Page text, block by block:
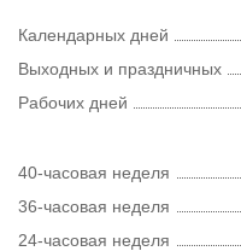
Календарных дней
Выходных и праздничных
Рабочих дней
40-часовая неделя
36-часовая неделя
24-часовая неделя